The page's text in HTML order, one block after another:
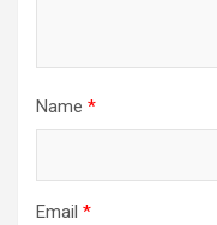
Name *
Email *